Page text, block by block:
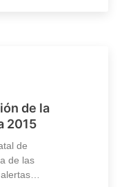
de la
2015
de
de las